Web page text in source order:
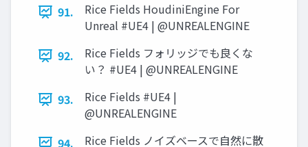
91.
Rice Fields HoudiniEngine For
Unreal #UE4 | @UNREALENGINE
92.
Rice Fields フォリッジでも良くな
い？ #UE4 | @UNREALENGINE
93.
Rice Fields #UE4 |
@UNREALENGINE
94.
Rice Fields ノイズベースで自然に散